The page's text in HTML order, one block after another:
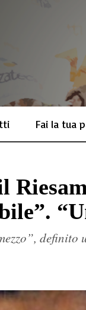
Fai la tua